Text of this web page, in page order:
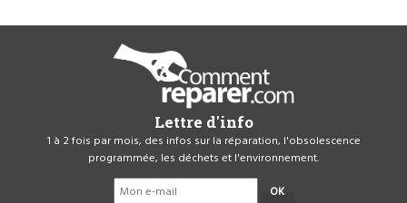
Lettre d'info
1 à 2 fois par mois, des infos sur la réparation, l'obsolescence
programmée, les déchets et l'environnement.
OK